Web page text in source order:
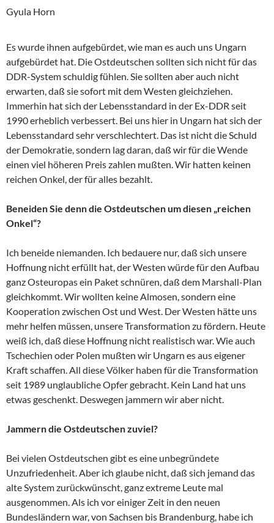
Gyula Horn
Es wurde ihnen aufgebürdet, wie man es auch uns Ungarn
aufgebürdet hat. Die Ostdeutschen sollten sich nicht für das
DDR-System schuldig fühlen. Sie sollten aber auch nicht
erwarten, daß sie sofort mit dem Westen gleichziehen.
Immerhin hat sich der Lebensstandard in der Ex-DDR seit
1990 erheblich verbessert. Bei uns hier in Ungarn hat sich der
Lebensstandard sehr verschlechtert. Das ist nicht die Schuld
der Demokratie, sondern lag daran, daß wir für die Wende
einen viel höheren Preis zahlen mußten. Wir hatten keinen
reichen Onkel, der für alles bezahlt.
Beneiden Sie denn die Ostdeutschen um diesen „reichen
Onkel“?
Ich beneide niemanden. Ich bedauere nur, daß sich unsere
Hoffnung nicht erfüllt hat, der Westen würde für den Aufbau
ganz Osteuropas ein Paket schnüren, daß dem Marshall-Plan
gleichkommt. Wir wollten keine Almosen, sondern eine
Kooperation zwischen Ost und West. Der Westen hätte uns
mehr helfen müssen, unsere Transformation zu fördern. Heute
weiß ich, daß diese Hoffnung nicht realistisch war. Wie auch
Tschechien oder Polen mußten wir Ungarn es aus eigener
Kraft schaffen. All diese Völker haben für die Transformation
seit 1989 unglaubliche Opfer gebracht. Kein Land hat uns
etwas geschenkt. Deswegen jammern wir aber nicht.
Jammern die Ostdeutschen zuviel?
Bei vielen Ostdeutschen gibt es eine unbegründete
Unzufriedenheit. Aber ich glaube nicht, daß sich jemand das
alte System zurückwünscht, ganz extreme Leute mal
ausgenommen. Als ich vor einiger Zeit in den neuen
Bundesländern war, von Sachsen bis Brandenburg, habe ich